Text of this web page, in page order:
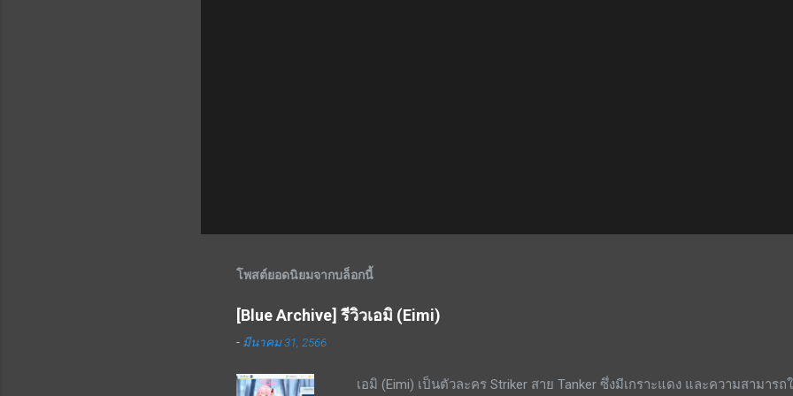
โพสต์ยอดนิยมจากบล็อกนี้
[Blue Archive] รีวิวเอมิ (Eimi)
- มีนาคม 31, 2566
เอมิ (Eimi) เป็นตัวละคร Striker สาย Tanker ซึ่งมีเกราะแดง และความสามารถ